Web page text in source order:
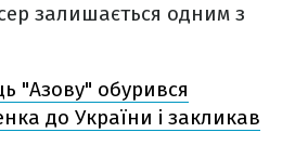
залишається одним з
"Азову" обурився
до України і закликав